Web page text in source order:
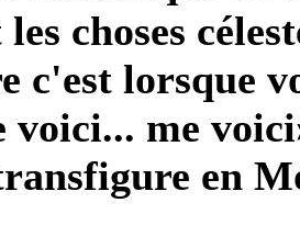
choses
c'est lorsque
voici... me
en